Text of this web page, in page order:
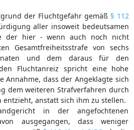
der Fluchtgefahr gemäß § 112
aller insoweit bedeutsamen
der hier - wenn auch noch nicht
Gesamtfreiheitsstrafe von sechs
und dem daraus für den
Fluchtanreiz spricht eine hohe
Annahme, dass der Angeklagte sich
dem weiteren Strafverfahren durch
entzieht, anstatt sich ihm zu stellen.
in der angefochtenen
ausgegangen, dass weniger